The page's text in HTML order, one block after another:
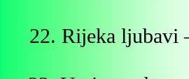
22. Rijeka ljubavi